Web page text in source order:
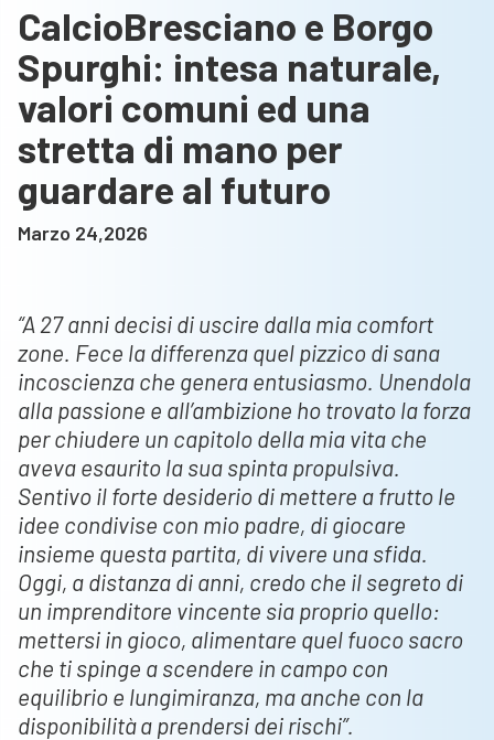
CalcioBresciano e Borgo
Spurghi: intesa naturale,
valori comuni ed una
stretta di mano per
guardare al futuro
Marzo 24,2026
“A 27 anni decisi di uscire dalla mia comfort
zone. Fece la differenza quel pizzico di sana
incoscienza che genera entusiasmo. Unendola
alla passione e all’ambizione ho trovato la forza
per chiudere un capitolo della mia vita che
aveva esaurito la sua spinta propulsiva.
Sentivo il forte desiderio di mettere a frutto le
idee condivise con mio padre, di giocare
insieme questa partita, di vivere una sfida.
Oggi, a distanza di anni, credo che il segreto di
un imprenditore vincente sia proprio quello:
mettersi in gioco, alimentare quel fuoco sacro
che ti spinge a scendere in campo con
equilibrio e lungimiranza, ma anche con la
disponibilità a prendersi dei rischi”.